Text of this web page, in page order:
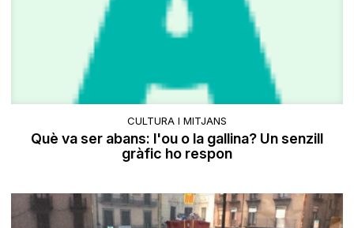
CULTURA I MITJANS
Què va ser abans: l'ou o la gallina? Un senzill
gràfic ho respon